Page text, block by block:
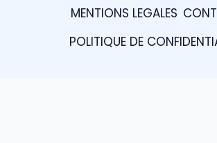
MENTIONS LEGALES
POLITIQUE DE